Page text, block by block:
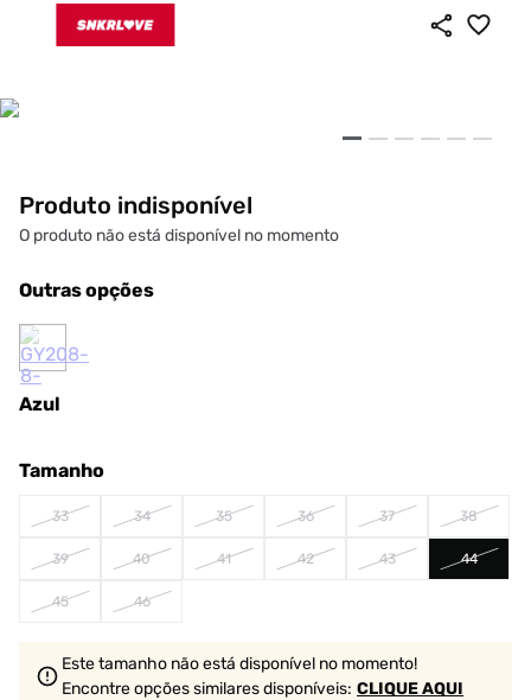
Produto indisponível
O produto não está disponível no momento
Outras opções
Azul
Tamanho
33 34 35 36 37 38
39 40 41 42 43 44
45 46
Este tamanho não está disponível no momento!
Encontre opções similaresdisponíveis: CLIQUE AQUI